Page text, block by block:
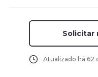
Solicitar
Atualizado há 62